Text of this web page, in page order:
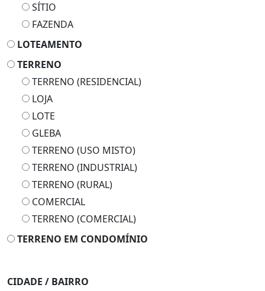
SÍTIO
FAZENDA
LOTEAMENTO
TERRENO
TERRENO (RESIDENCIAL)
LOJA
LOTE
GLEBA
TERRENO (USO MISTO)
TERRENO (INDUSTRIAL)
TERRENO (RURAL)
COMERCIAL
TERRENO (COMERCIAL)
TERRENO EM CONDOMÍNIO
CIDADE / BAIRRO